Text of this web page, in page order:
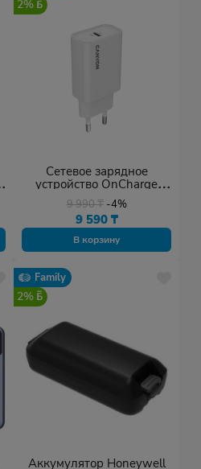
2%
Сетевое зарядное
устройство OnCharge
30CL
9 990₸ -4%
9 590 ₸
В корзину
Family
2%
Аккумулятор Honeywell